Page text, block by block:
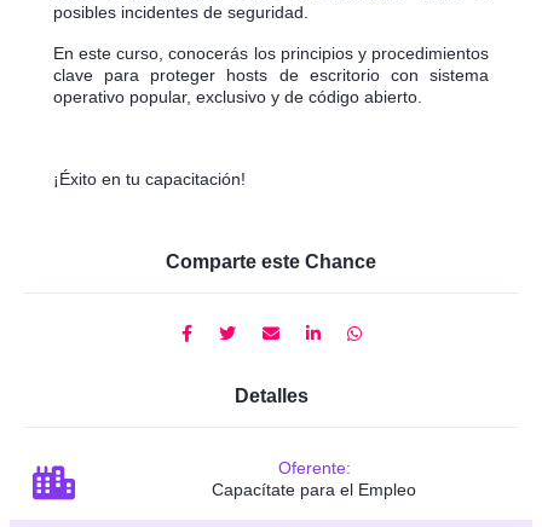
posibles incidentes de seguridad.
En este curso, conocerás los principios y procedimientos
clave para proteger hosts de escritorio con sistema
operativo popular, exclusivo y de código abierto.
¡Éxito en tu capacitación!
Comparte este Chance
Detalles
Oferente:
Capacítate para el Empleo